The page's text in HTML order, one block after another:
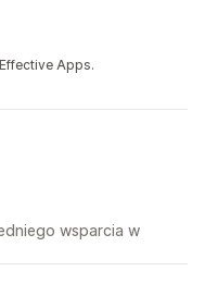
Apps.
wsparcia w